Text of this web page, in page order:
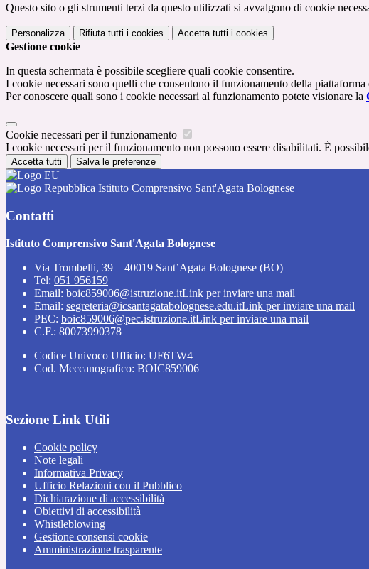
Questo sito o gli strumenti terzi da questo utilizzati si avvalgono di cookie
Personalizza Rifiuta tutti i cookies Accetta tutti i cookies
Gestione cookie
In questa schermata è possibile scegliere quali cookie consentire.
I cookie necessari sono quelli che consentono il funzionamento della
Per conoscere quali sono i cookie necessari al funzionamento potete visionare la
Cookie necessari per il funzionamento
I cookie necessari per il funzionamento non possono essere disabilitati. È
Accetta tutti Salva le preferenze
Istituto Comprensivo Sant'Agata Bolognese
Contatti
Istituto Comprensivo Sant'Agata Bolognese
Via Trombelli, 39 – 40019 Sant’Agata Bolognese (BO)
Tel: 051 956159
Email: boic859006@istruzione.itLink per inviare una mail
Email: segreteria@icsantagatabolognese.edu.itLink per inviare una mail
PEC: boic859006@pec.istruzione.itLink per inviare una mail
C.F.: 80073990378
Codice Univoco Ufficio: UF6TW4
Cod. Meccanografico: BOIC859006
Sezione Link Utili
Cookie policy
Note legali
Informativa Privacy
Ufficio Relazioni con il Pubblico
Dichiarazione di accessibilità
Obiettivi di accessibilità
Whistleblowing
Gestione consensi cookie
Amministrazione trasparente